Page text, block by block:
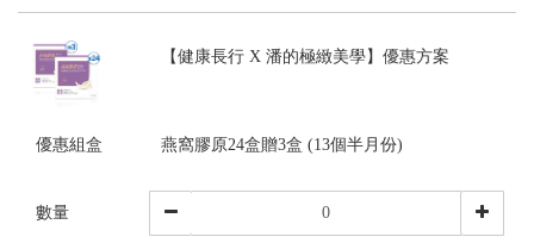
【健康長行 X 潘的極緻美學】優惠方案
優惠組盒 燕窩膠原24盒贈3盒 (13個半月份)
數量